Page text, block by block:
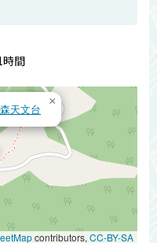
時間
天文台
×
contributors, CC-BY-SA